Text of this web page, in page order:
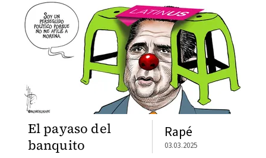
El payaso del
banquito
Rapé
03.03.2025